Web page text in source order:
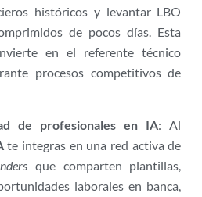
históricos y levantar LBO
de pocos días. Esta
en el referente técnico
procesos competitivos de
de profesionales en IA: Al
te integras en una red activa de
que comparten plantillas,
laborales en banca,